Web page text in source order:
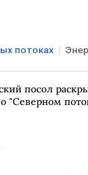
потоках
поток - 2
посол
"Северном